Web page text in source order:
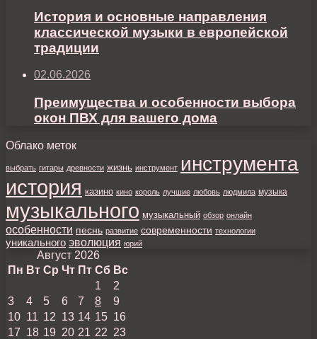
История и основные направления
классической музыки в европейской
традиции
02.06.2026
Преимущества и особенности выбора
окон ПВХ для вашего дома
Облако меток
выбрать гитары древности жизнь инструмент инструмента
история казино кино король лучшие любовь людмила музыка
музыкального музыкальный обзор онлайн
особенности песнь развитие современности технологии
уникального эволюция юрий
Август 2026
Пн Вт Ср Чт Пт Сб Вс
1
2
3
4 5 6 7 8
9
10 11 12 13 14 15 16
17 18 19 20 21 22 23